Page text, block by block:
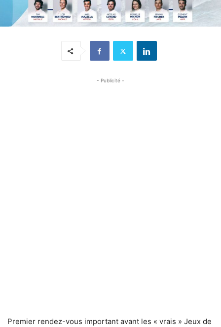
- Publicité -
Premier rendez-vous important avant les « vrais » Jeux de